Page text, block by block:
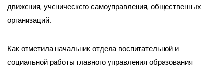
движения, ученического самоуправления, общественных
организаций.
Как отметила начальник отдела воспитательной и
социальной работы главного управления образования